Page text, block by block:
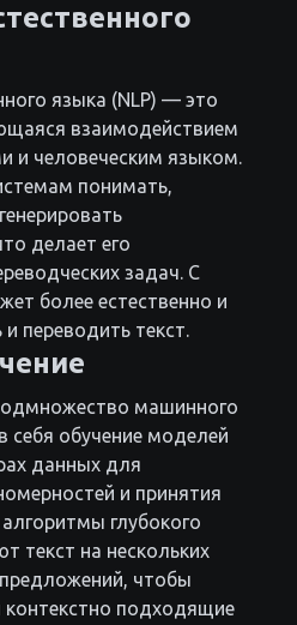
языка (NLP) — это
взаимодействием
и человеческим языком.
понимать,
делает его
задач. С
более естественно и
переводить текст.
машинного
себя обучение моделей
данных для
и принятия
глубокого
текст на нескольких
чтобы
контекстно подходящие